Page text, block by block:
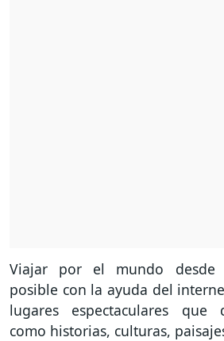
Viajar por el mundo desde
posible con la ayuda del
lugares espectaculares que
como historias, culturas,